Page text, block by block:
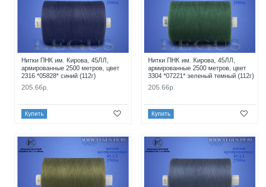
Нитки ПНК им. Кирова, 45ЛЛ,
армированные 2500 метров, цвет
2316 *05828* синий (112г)
205.66р.
Купить
Нитки ПНК им. Кирова, 45ЛЛ,
армированные 2500 метров, цвет
3304 *07221* зеленый темный (112г)
205.66р.
Купить